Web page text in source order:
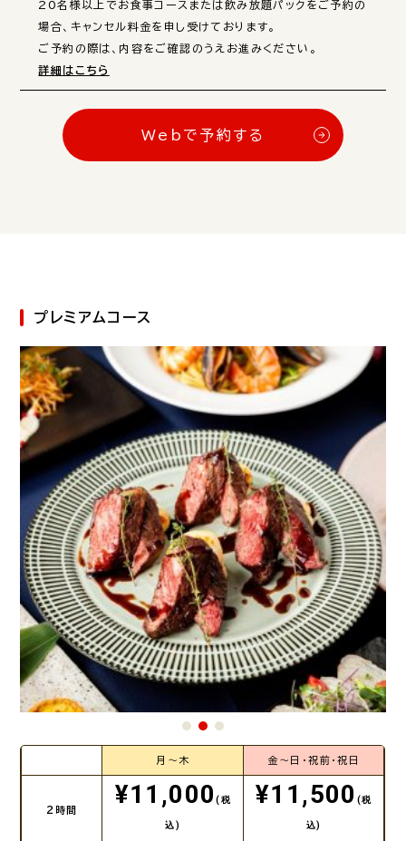
20名様以上でお食事コースまたは飲み放題パックをご予約の
場合、キャンセル料金を申し受けております。
詳細はこちら
Webで予約する
プレミアムコース
月～木 金～日・祝前・祝日
2時間
¥11,000(税
込)
¥11,500 (税
込)